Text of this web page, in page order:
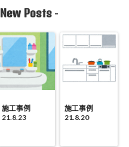
New Posts -
施工事例
21.8.23
施工事例
21.8.20